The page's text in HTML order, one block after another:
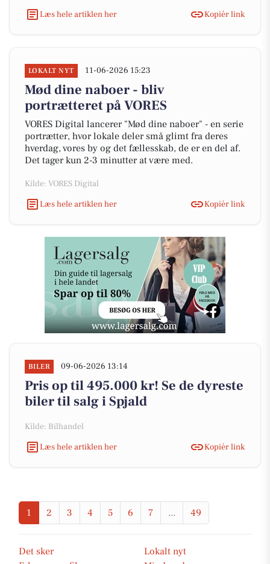
Læs hele artiklen her
Kopiér link
LOKALT NYT 11-06-2026 15:23
Mød dine naboer - bliv
portrætteret på VORES
VORES Digital lancerer "Mød dine naboer" - en serie
portrætter, hvor lokale deler små glimt fra deres
hverdag, vores by og det fællesskab, de er en del af.
Det tager kun 2-3 minutter at være med.
Kilde: VORES Digital
Læs hele artiklen her
Kopiér link
BILER 09-06-2026 13:14
Pris op til 495.000 kr! Se de dyreste
biler til salg i Spjald
Kilde: Bilhandel
Læs hele artiklen her
Kopiér link
1 2 3 4 5 6 7 ... 49
Det sker
Lokalt nyt